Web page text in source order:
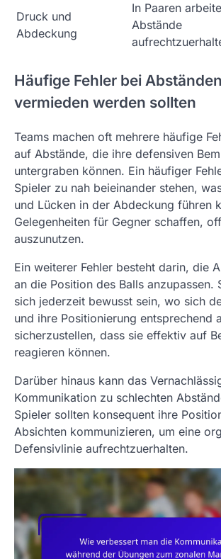
Druck und
Abdeckung
In Paaren
Abstände
Häufige Fehler bei
vermieden werden sollten
Teams machen oft mehrere häufige
auf Abstände, die ihre defensiven
untergraben können. Ein häufiger
Spieler zu nah beieinander stehen,
und Lücken in der Abdeckung führen
Gelegenheiten für Gegner schaffen,
auszunutzen.
Ein weiterer Fehler besteht darin, die
an die Position des Balls anzupassen.
sich jederzeit bewusst sein, wo sich
und ihre Positionierung entsprechend
sicherzustellen, dass sie effektiv auf
reagieren können.
Darüber hinaus kann das
Kommunikation zu schlechten
Spieler sollten konsequent ihre
Absichten kommunizieren, um eine
Defensivlinie aufrechtzuerhalten.